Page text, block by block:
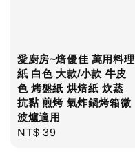
愛廚房~焙優佳 萬用料理
紙 白色 大款/小款 牛皮
色 烤盤紙 烘焙紙 炊蒸
抗黏 煎烤 氣炸鍋烤箱微
波爐適用
Regular
NT$ 39